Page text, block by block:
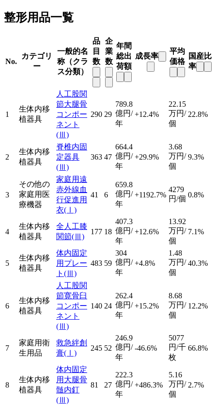
整形用品一覧
No.
カテゴリ
ー
一般的名
称（クラ
ス分類）
品
目
数
企
業
数
年間
総出
荷額
成長率
平均
価格
国産比
率
1
生体内移
植器具
人工股関
節大腿骨
コンポー
ネント
(Ⅲ)
290 29
789.8
億円/
年
+12.4%
22.15
万円/
個
22.8%
2
生体内移
植器具
脊椎内固
定器具
(Ⅲ)
363 47
664.4
億円/
年
+29.9%
3.68
万円/
個
9.3%
3
その他の
家庭用医
療機器
家庭用遠
赤外線血
行促進用
衣(Ⅰ)
41 6
659.8
億円/
年
+1192.7%
4279
円/個 0.8%
4
生体内移
植器具
全人工膝
関節(Ⅲ)
177 18
407.3
億円/
年
+12.6%
13.92
万円/
個
7.1%
5
生体内移
植器具
体内固定
用プレー
ト (Ⅲ)
483 59
304
億円/
年
+4.8%
1.48
万円/
個
40.3%
6
生体内移
植器具
人工股関
節寛骨臼
コンポー
ネント
(Ⅲ)
140 24
262.4
億円/
年
+15.2%
8.68
万円/
個
12.2%
7
家庭用衛
生用品
救急絆創
膏(Ⅰ)
245 52
246.9
億円/
年
-46.6%
5077
円/千
枚
66.8%
8
生体内移
植器具
体内固定
用大腿骨
髄内釘
(Ⅲ)
81 27
222.3
億円/
年
+486.3%
5.16
万円/
個
2.7%